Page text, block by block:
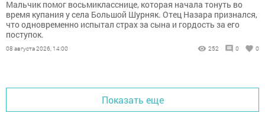
Мальчик помог восьмикласснице, которая начала тонуть во
время купания у села Большой Шурняк. Отец Назара признался,
что одновременно испытал страх за сына и гордость за его
поступок.
08 августа 2026, 14:00 252 0 0
Показать еще